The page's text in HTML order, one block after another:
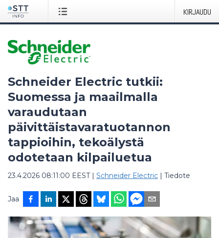
KIRJAUDU
Schneider Electric tutkii:
Suomessa ja maailmalla
varaudutaan
päivittäistavaratuotannon
tappioihin, tekoälystä
odotetaan kilpailuetua
23.4.2026 08:11:00 EEST| Schneider Electric | Tiedote
Jaa